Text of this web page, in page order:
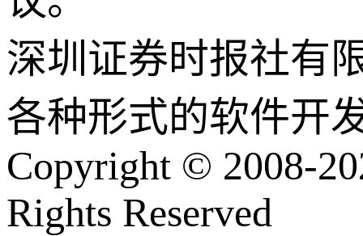
深圳证券时报社有
各种形式的软件开
Copyright © 2008-
Rights Reserved